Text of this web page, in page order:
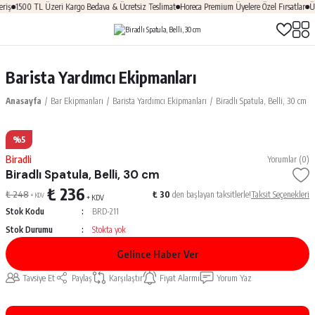
1500 TL Üzeri Kargo Bedava & Ücretsiz Teslimat Horeca Premium Üyelere Özel Fırsatlar
Barista Yardımcı Ekipmanları
Anasayfa Bar Ekipmanları Barista Yardımcı Ekipmanları Biradlı Spatula, Belli, 30 cm
%5
Biradli Yorumlar (0)
Biradlı Spatula, Belli, 30 cm
₺ 248 + KDV ₺ 236 + KDV ₺ 30 den başlayan taksitlerle!Taksit Seçenekleri
Stok Kodu
BRD-211
Stok Durumu
Stokta yok
Gelince Haber Ver
Tavsiye Et Paylaş Karşılaştır Fiyat Alarmı Yorum Yaz